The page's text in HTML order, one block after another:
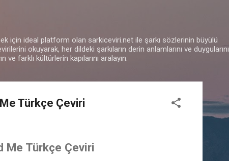
için ideal platform olan sarkiceviri.net ile şarkı sözlerinin büyülü
okuyarak, her dildeki şarkıların derin anlamlarını ve duygularını
farklı kültürlerin kapılarını aralayın.
Türkçe Çeviri
Me Türkçe Çeviri